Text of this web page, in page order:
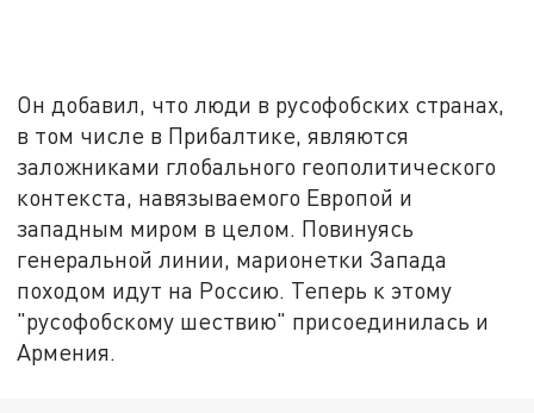
Он добавил, что люди в русофобских странах,
в том числе в Прибалтике, являются
заложниками глобального геополитического
контекста, навязываемого Европой и
западным миром в целом. Повинуясь
генеральной линии, марионетки Запада
походом идут на Россию. Теперь к этому
"русофобскому шествию" присоединилась и
Армения.